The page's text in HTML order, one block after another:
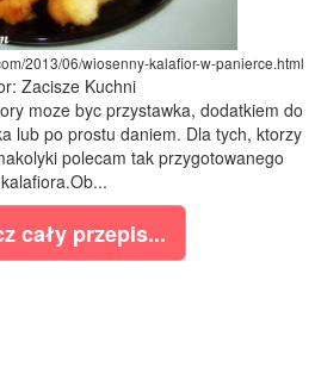
2013/06/wiosenny-kalafior-w-panierce.html
Zacisze Kuchni
moze byc przystawka, dodatkiem do
lub po prostu daniem. Dla tych, ktorzy
polecam tak przygotowanego
kalafiora.Ob...
cały przepis...